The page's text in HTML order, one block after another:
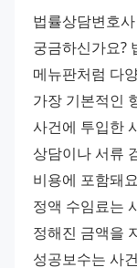
법률상담변호
궁금하신가요?
메뉴판처럼 다
가장 기본적인
사건에 투입한
상담이나 서류
비용에 포함돼
정액 수임료는
정해진 금액을
성공보수는 사